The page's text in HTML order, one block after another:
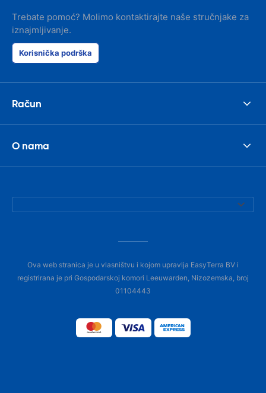
Trebate pomoć? Molimo kontaktirajte naše stručnjake za
iznajmljivanje.
Korisnička podrška
Račun
O nama
Ova web stranica je u vlasništvu i kojom upravlja EasyTerra BV i
registrirana je pri Gospodarskoj komori Leeuwarden, Nizozemska, broj
01104443